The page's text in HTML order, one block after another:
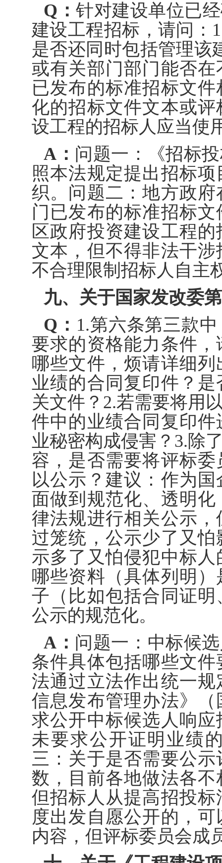
Q：针对建设单位已
建设工程招标，请问：
是否还同时包括管理该
或有关部门部门能否
已发布的标准招标文
化的招标文件文本或
设工程的招标人应当使
A： 问题一：《招标
照本法规定提出招标
织。问题二：地方政
门已发布的标准招标
区政府投资建设工程
文本，但不得非法干
不合理限制招标人自主
九、关于国家发改委
Q： 1.第六条第三款
要求的资格能力条件
哪些文件，烦请详细
业绩的合同复印件？
关文件？2.若需要将用
件中的业绩合同复印
业秘密构成侵害？3.除
容，是否需要将评标
以公示？建议：作为
面做到规范化、透明
律法规进行相关公示
过笼统，公示少了又
示多了又怕侵犯中标
哪些资料（具体列明
子（比如包括合同证
公示的规范化。
A： 问题一：中标候
条件具体包括哪些文
法通过立法作出统一
信息发布管理办法》
求公开中标候选人响
未要求公开证明业绩
三：关于是否需要公
数，目前各地做法各
但招标人从提高招投
度出发自愿公开的，
内容，但评标委员会成